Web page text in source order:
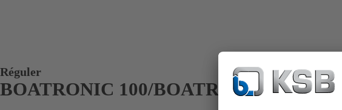
Réguler
BOATRONIC 100/BOATRONIC 100 MOD